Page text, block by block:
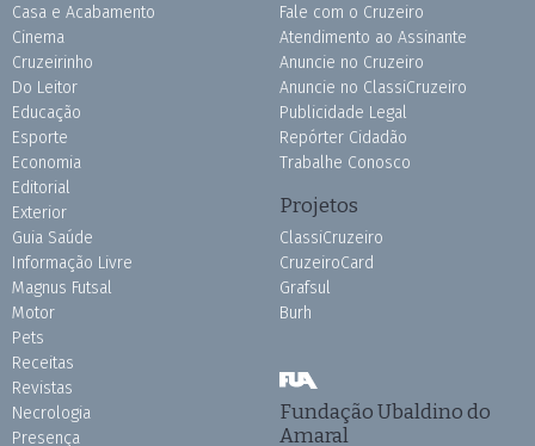
Casa e Acabamento
Cinema
Cruzeirinho
Do Leitor
Educação
Esporte
Economia
Editorial
Exterior
Guia Saúde
Informação Livre
Magnus Futsal
Motor
Pets
Receitas
Revistas
Necrologia
Presença
Fale com o Cruzeiro
Atendimento ao Assinante
Anuncie no Cruzeiro
Anuncie no ClassiCruzeiro
Publicidade Legal
Repórter Cidadão
Trabalhe Conosco
Projetos
ClassiCruzeiro
CruzeiroCard
Grafsul
Burh
Fundação Ubaldino do
Amaral